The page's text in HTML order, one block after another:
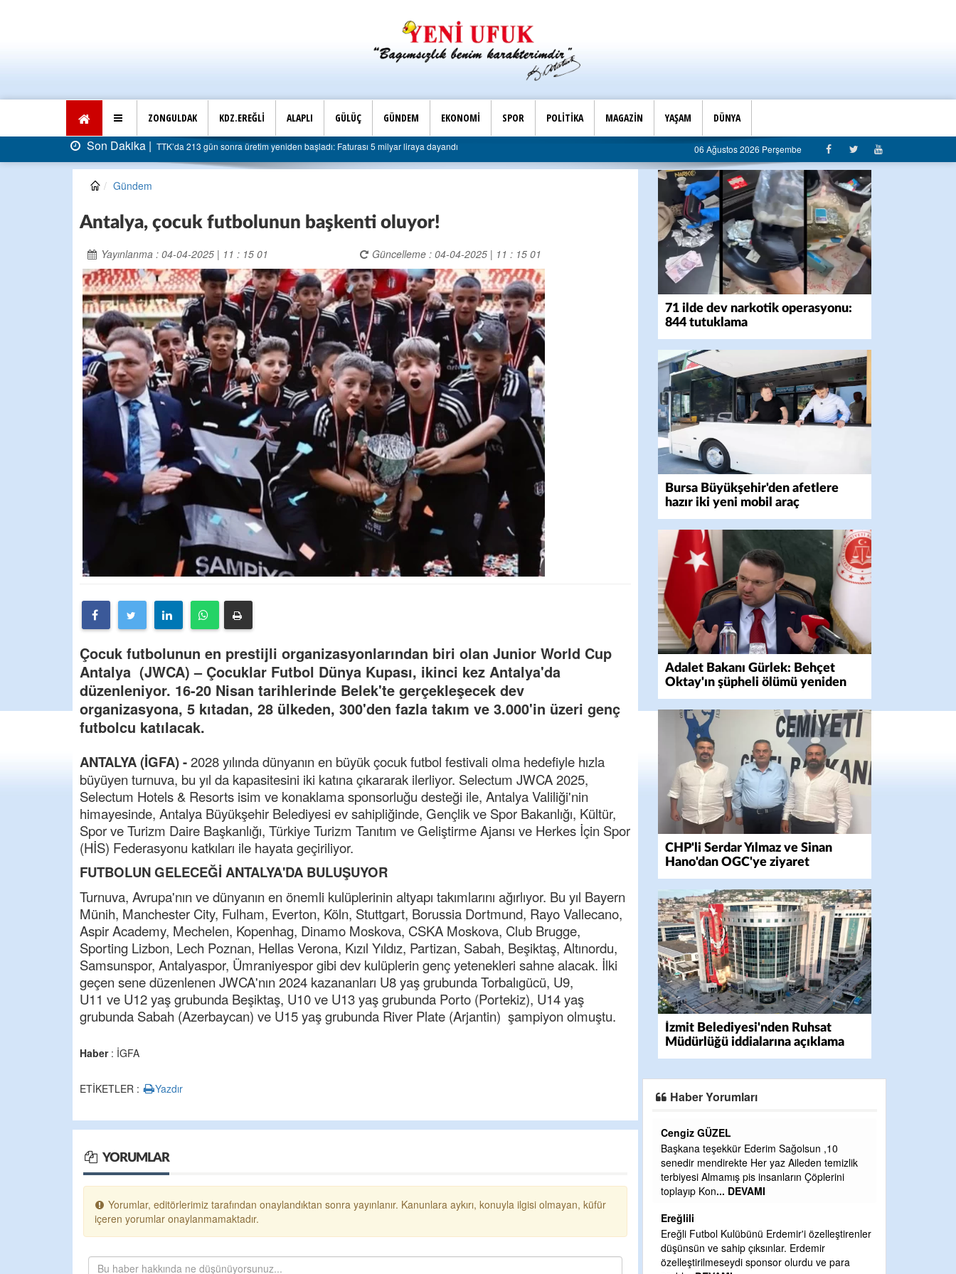
ZONGULDAK KDZ.EREĞLİ ALAPLI GÜLÜÇ GÜNDEM EKONOMİ SPOR POLİTİKA MAGAZİN YAŞAM DÜNYA
TTK’da 213 gün sonra üretim yeniden başladı: Faturası 5 milyar liraya dayandı Son Dakika | AK Parti Ereğli İlçe Başkanlığı’ndan belediyeye sert eleştiri: “Algı siyaseti değil, hizmet belediyeciliği”
06 Ağustos 2026 Perşembe
Gündem
Antalya, çocuk futbolunun başkenti oluyor!
Yayınlanma : 04-04-2025 | 11 : 15 01 Güncelleme : 04-04-2025 | 11 : 15 01
Çocuk futbolunun en prestijli organizasyonlarından biri olan Junior World Cup
Antalya (JWCA) – Çocuklar Futbol Dünya Kupası, ikinci kez Antalya'da
düzenleniyor. 16-20 Nisan tarihlerinde Belek'te gerçekleşecek dev
organizasyona, 5 kıtadan, 28 ülkeden, 300'den fazla takım ve 3.000'in üzeri genç
futbolcu katılacak.
ANTALYA (İGFA) -2028 yılında dünyanın en büyük çocuk futbol festivali olma hedefiyle hızla
büyüyen turnuva, bu yıl da kapasitesini iki katına çıkararak ilerliyor. Selectum JWCA 2025,
Selectum Hotels & Resorts isim ve konaklama sponsorluğu desteği ile, Antalya Valiliği'nin
himayesinde, Antalya Büyükşehir Belediyesi ev sahipliğinde, Gençlik ve Spor Bakanlığı, Kültür,
Spor ve Turizm Daire Başkanlığı, Türkiye Turizm Tanıtım ve Geliştirme Ajansı ve Herkes İçin Spor
(HİS) Federasyonu katkıları ile hayata geçiriliyor.
FUTBOLUN GELECEĞİ ANTALYA'DA BULUŞUYOR
Turnuva, Avrupa'nın ve dünyanın en önemli kulüplerinin altyapı takımlarını ağırlıyor. Bu yıl Bayern
Münih, Manchester City, Fulham, Everton, Köln, Stuttgart, Borussia Dortmund, Rayo Vallecano,
Aspir Academy, Mechelen, Kopenhag, Dinamo Moskova, CSKA Moskova, Club Brugge,
Sporting Lizbon, Lech Poznan, Hellas Verona, Kızıl Yıldız, Partizan, Sabah, Beşiktaş, Altınordu,
Samsunspor, Antalyaspor, Ümraniyespor gibi dev kulüplerin genç yetenekleri sahne alacak. İlki
geçen sene düzenlenen JWCA'nın 2024 kazananları U8 yaş grubunda Torbalıgücü, U9,
U11 ve U12 yaş grubunda Beşiktaş, U10 ve U13 yaş grubunda Porto (Portekiz), U14 yaş
grubunda Sabah (Azerbaycan) ve U15 yaş grubunda River Plate (Arjantin) şampiyon olmuştu.
Haber: İGFA
ETİKETLER : Yazdır
YORUMLAR
Yorumlar, editörlerimiz tarafından onaylandıktan sonra yayınlanır. Kanunlara aykırı, konuyla ilgisi olmayan, küfür
içeren yorumlar onaylanmamaktadır.
71 ilde dev narkotik operasyonu:
844 tutuklama
Bursa Büyükşehir'den afetlere
hazır iki yeni mobil araç
Adalet Bakanı Gürlek: Behçet
Oktay'ın şüpheli ölümü yeniden
kapsamlı şekilde incelenecek
CHP'li Serdar Yılmaz ve Sinan
Hano'dan OGC'ye ziyaret
İzmit Belediyesi'nden Ruhsat
Müdürlüğü iddialarına açıklama
Haber Yorumları
Cengiz GÜZEL
senedir mendirekte Her yaz Aileden temizlik
Ereğli Futbol Kulübünü Erdemir'i özelleştirenler
özelleştirilmeseydi sponsor olurdu ve para
CEVDET YILMAZ
GULDERE DERE ÇALIŞMALARI, SEKIZ YIL
ÖNCE ALKAYA TARAFINDAN BAŞLATILDI,
ETRASFINDA YERLEŞİM YERI OLMAYAN
KISIMLARA DUVARLAR YAPILDI."BURADAK
Şaban yavuz
Mekanı cennet olsun kederli ailesine Rabbim
Sabri Celil ihsan eylesin